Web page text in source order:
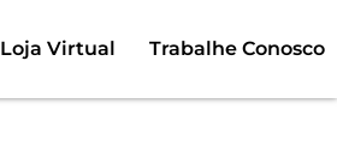
Loja Virtual Trabalhe Conosco